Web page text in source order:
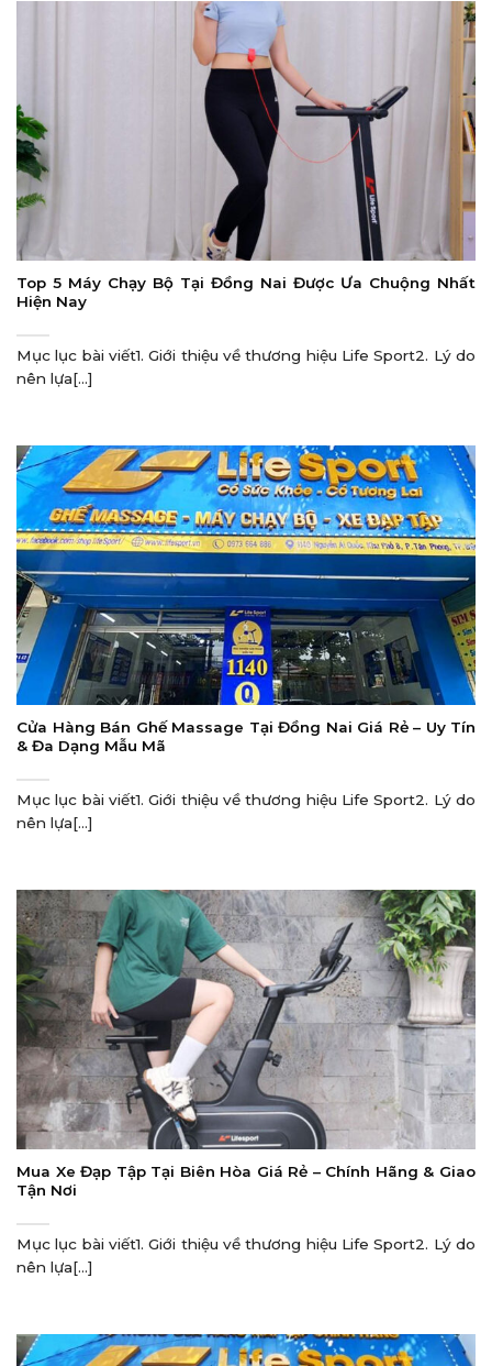
Top 5 Máy Chạy Bộ Tại Đồng Nai Được Ưa Chuộng Nhất
Hiện Nay
Mục lục bài viết1. Giới thiệu về thương hiệu Life Sport2. Lý do
nên lựa[...]
Cửa Hàng Bán Ghế Massage Tại Đồng Nai Giá Rẻ – Uy Tín
& Đa Dạng Mẫu Mã
Mục lục bài viết1. Giới thiệu về thương hiệu Life Sport2. Lý do
nên lựa[...]
Mua Xe Đạp Tập Tại Biên Hòa Giá Rẻ – Chính Hãng & Giao
Tận Nơi
Mục lục bài viết1. Giới thiệu về thương hiệu Life Sport2. Lý do
nên lựa[...]